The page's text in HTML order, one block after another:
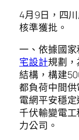
4月9日，四
核準獲批。
一、依據國家
宅設計規劃
結構，構建
都負荷中間
電網平安穩
千伏輸變電
力公司。